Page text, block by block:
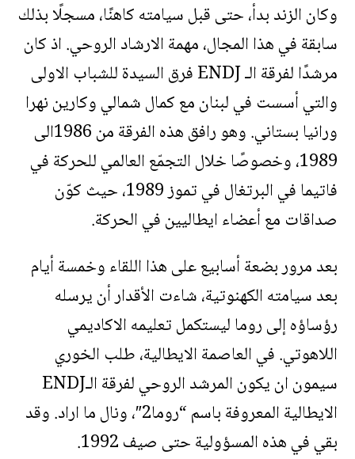
وكان الزند بدأ، حتى قبل سيامته كاهنًا، مسجلًا بذلك
سابقة في هذا المجال، مهمة الارشاد الروحي. اذ كان
مرشدًا لفرقة الـ ENDJ فرق السيدة للشباب الاولى
والتي أسست في لبنان مع كمال شمالي وكارين نهرا
ورانيا بستاني. وهو رافق هذه الفرقة من 1986الى
1989، وخصوصًا خلال التجمّع العالمي للحركة في
فاتيما في البرتغال في تموز 1989، حيث كوّن
صداقات مع أعضاء ايطاليين في الحركة.
بعد مرور بضعة أسابيع على هذا اللقاء وخمسة أيام
بعد سيامته الكهنوتية، شاءت الأقدار أن يرسله
رؤساؤه إلى روما ليستكمل تعليمه الاكاديمي
اللاهوتي. في العاصمة الايطالية، طلب الخوري
سيمون ان يكون المرشد الروحي لفرقة الـENDJ
الايطالية المعروفة باسم “روما2″، ونال ما اراد. وقد
بقي في هذه المسؤولية حتى صيف 1992.